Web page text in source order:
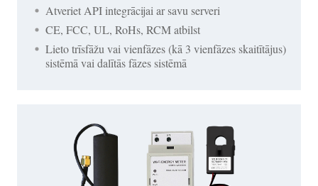
Atveriet API integrācijai ar savu serveri
CE, FCC, UL, RoHs, RCM atbilst
Lieto trīsfāžu vai vienfāzes (kā 3 vienfāzes skaitītājus)
sistēmā vai dalītās fāzes sistēmā